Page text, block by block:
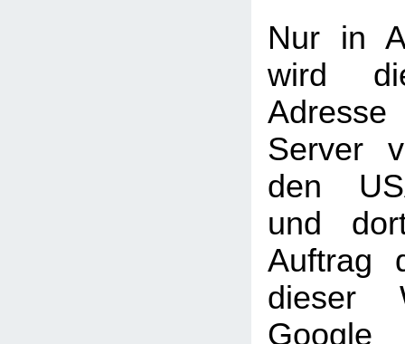
Nur in
wird
Server
den
und
Auftrag
dieser